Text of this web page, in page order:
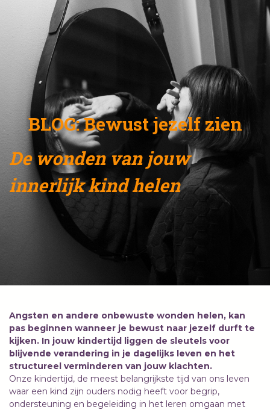
BLOG: Bewust jezelf zien
De wonden van jouw
innerlijk kind helen
Angsten en andere onbewuste wonden helen, kan
pas beginnen wanneer je bewust naar jezelf durft te
kijken. In jouw kindertijd liggen de sleutels voor
blijvende verandering in je dagelijks leven en het
structureel verminderen van jouw klachten.
Onze kindertijd, de meest belangrijkste tijd van ons leven
waar een kind zijn ouders nodig heeft voor begrip,
ondersteuning en begeleiding in het leren omgaan met